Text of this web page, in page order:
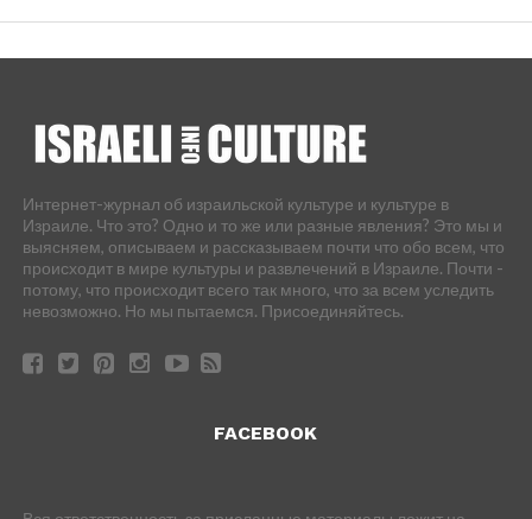
Интернет-журнал об израильской культуре и культуре в
Израиле. Что это? Одно и то же или разные явления? Это мы и
выясняем, описываем и рассказываем почти что обо всем, что
происходит в мире культуры и развлечений в Израиле. Почти -
потому, что происходит всего так много, что за всем уследить
невозможно. Но мы пытаемся. Присоединяйтесь.
FACEBOOK